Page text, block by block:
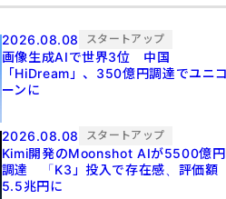
2026.08.08 スタートアップ
画像生成AIで世界3位 中国
「HiDream」、350億円調達でユニ
ーンに
2026.08.08 スタートアップ
Kimi開発のMoonshot AIが5500億円
調達 「K3」投入で存在感、評価額
5.5兆円に